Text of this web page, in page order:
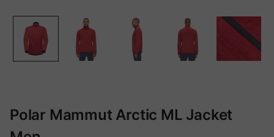
Polar Mammut Arctic ML Jacket